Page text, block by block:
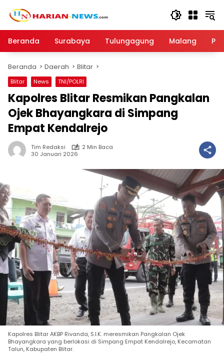
Beranda
Surabaya Tulungagung Malang
Beranda Daerah Blitar
Blitar News TNI/POLRI
Kapolres Blitar Resmikan Pangkalan
Ojek Bhayangkara di Simpang
Empat Kendalrejo
Tim Redaksi
2 Min Baca
30 Januari 2026
Kapolres Blitar AKBP Rivanda, S.I.K. meresmikan Pangkalan Ojek
Bhayangkara yang berlokasi di Simpang Empat Kendalrejo, Kecamatan
Talun, Kabupaten Blitar.